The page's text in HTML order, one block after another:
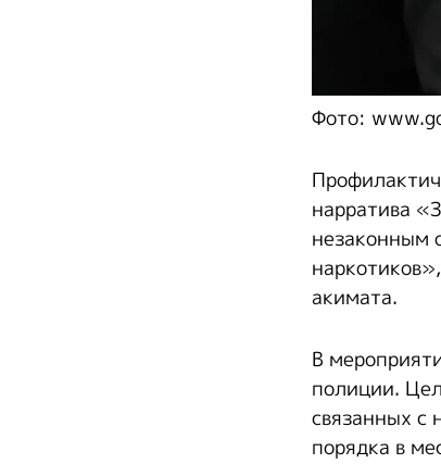
Фото:
нарратива
незаконным
акимата.
В
полиции.
связанных с
порядка в